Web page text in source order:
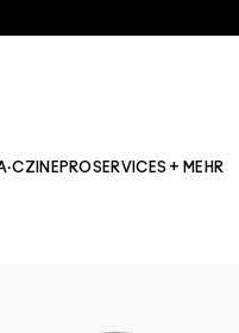
PROSERVICES + MEHR